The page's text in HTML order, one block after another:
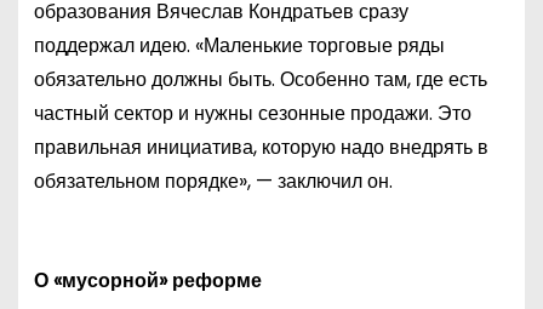
образования Вячеслав Кондратьев сразу
поддержал идею. «Маленькие торговые ряды
обязательно должны быть. Особенно там, где есть
частный сектор и нужны сезонные продажи. Это
правильная инициатива, которую надо внедрять в
обязательном порядке», — заключил он.
О «мусорной» реформе